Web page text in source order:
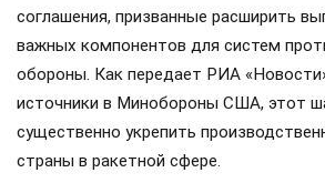
соглашения, призванные расширить
важных компонентов для систем
обороны. Как передает РИА
источники в Минобороны США, этот
существенно укрепить
страны в ракетной сфере.